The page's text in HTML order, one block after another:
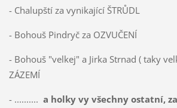
- Chalupští za vynikající ŠTRŮDL
- Bohouš Pindryč za OZVUČENÍ
- Bohouš "velkej" a Jirka Strnad ( taky
ZÁZEMÍ
- .......... a holky vy všechny ostatní,